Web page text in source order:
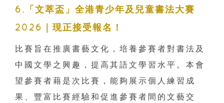
6.「文萃盃」全港青少年及兒童書法大賽
2026｜現正接受報名！
比賽旨在推廣書藝文化，培養參賽者對書法及
中國文學之興趣，提高其語文學習水平。本會
望參賽者藉是次比賽，能夠展示個人練習成
果、豐富比賽經驗和促進參賽者間的文藝交